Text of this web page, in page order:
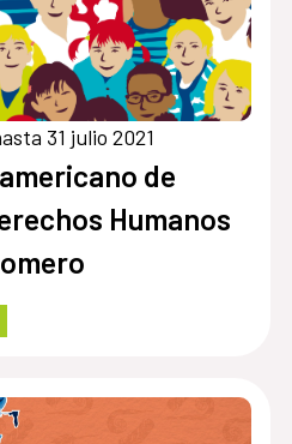
31 julio 2021
de
Humanos